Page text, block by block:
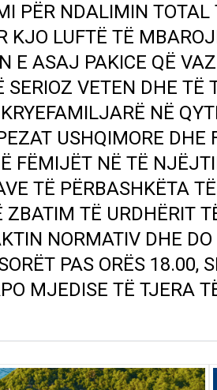
PËR NDALIMIN
KJO LUFTË TË
E ASAJ PAKICE QË
SERIOZ VETEN DHE TË
NË
USHQIMORE DHE
FËMIJËT NË TË
TË PËRBASHKËTA
ZBATIM TË URDHËRIT
NORMATIV DHE
PAS ORËS 18.00,
MJEDISE TË TJERA